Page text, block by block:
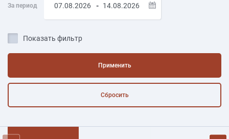
За период -
Показать фильтр
Применить
Сбросить